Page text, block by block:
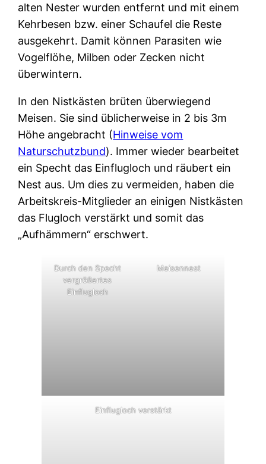
alten Nester wurden entfernt und mit einem
Kehrbesen bzw. einer Schaufel die Reste
ausgekehrt. Damit können Parasiten wie
Vogelflöhe, Milben oder Zecken nicht
überwintern.
In den Nistkästen brüten überwiegend
Meisen. Sie sind üblicherweise in 2 bis 3m
Höhe angebracht (Hinweise vom
Naturschutzbund). Immer wieder bearbeitet
ein Specht das Einflugloch und räubert ein
Nest aus. Um dies zu vermeiden, haben die
Arbeitskreis-Mitglieder an einigen Nistkästen
das Flugloch verstärkt und somit das
„Aufhämmern“ erschwert.
Durch den Specht
vergrößertes
Einflugloch
Meisennest
Einflugloch verstärkt